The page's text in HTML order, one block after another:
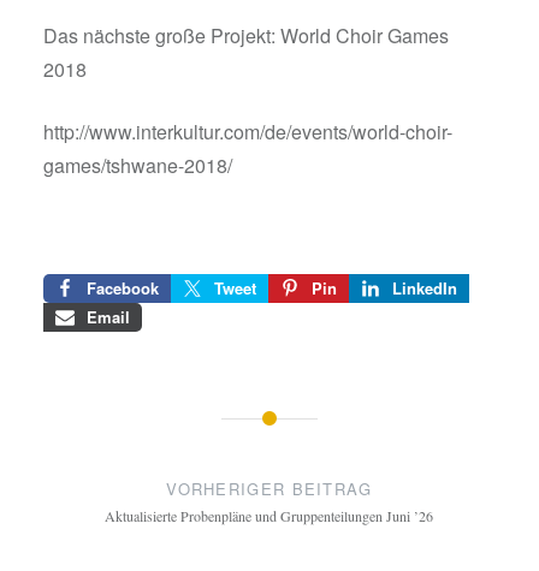
Das nächste große Projekt: World Choir Games
2018
http://www.interkultur.com/de/events/world-choir-
games/tshwane-2018/
Facebook Tweet Pin
LinkedIn
Email
VORHERIGER BEITRAG
Aktualisierte Probenpläne und Gruppenteilungen Juni ’26